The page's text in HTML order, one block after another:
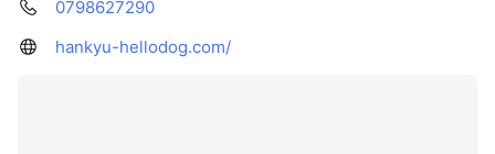
0798627290
hankyu-hellodog.com/